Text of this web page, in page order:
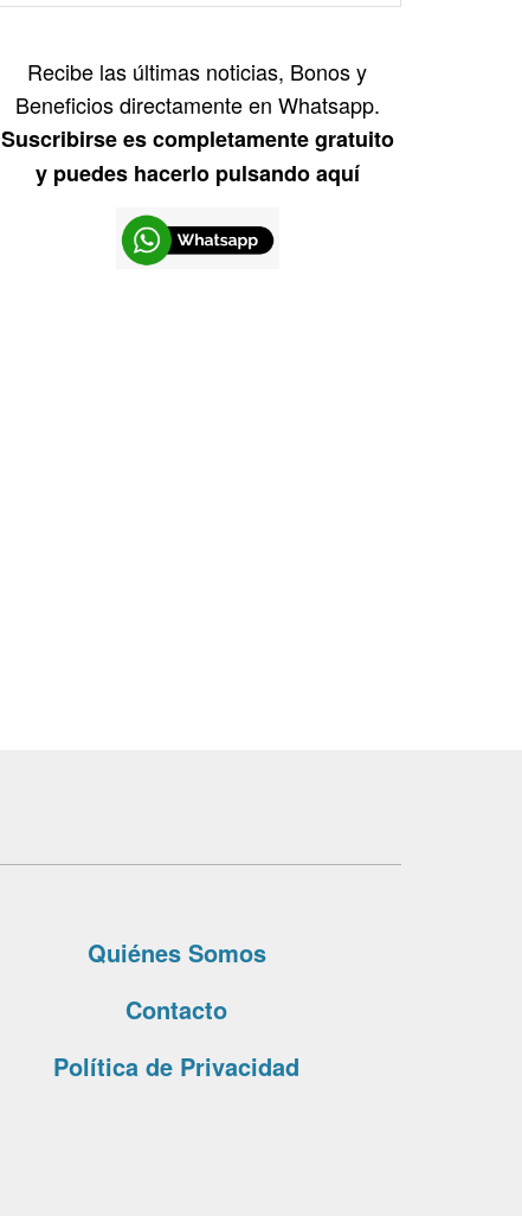
Recibe las últimas noticias, Bonos y
Beneficios directamente en Whatsapp.
Suscribirse es completamente gratuito
y puedes hacerlo pulsando aquí
Quiénes Somos
Contacto
Política de Privacidad